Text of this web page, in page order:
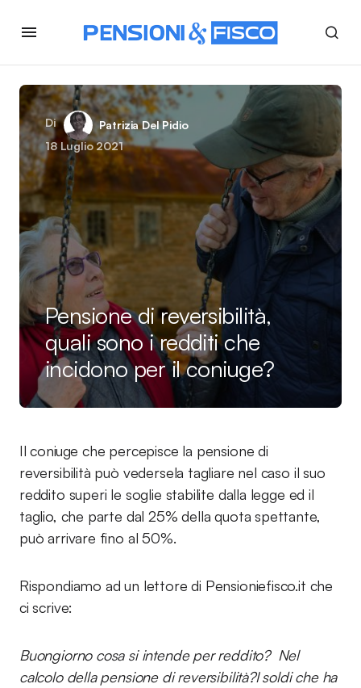
Di
Patrizia Del Pidio
18 Luglio 2021
Pensione di reversibilità,
quali sono i redditi che
incidono per il coniuge?
Il coniuge che percepisce la pensione di
reversibilità può vedersela tagliare nel caso il suo
reddito superi le soglie stabilite dalla legge ed il
taglio, che parte dal 25% della quota spettante,
può arrivare fino al 50%.
Rispondiamo ad un lettore di Pensioniefisco.it che
ci scrive:
Buongiorno cosa si intende per reddito? Nel
calcolo della pensione di reversibilità?I soldi che ha